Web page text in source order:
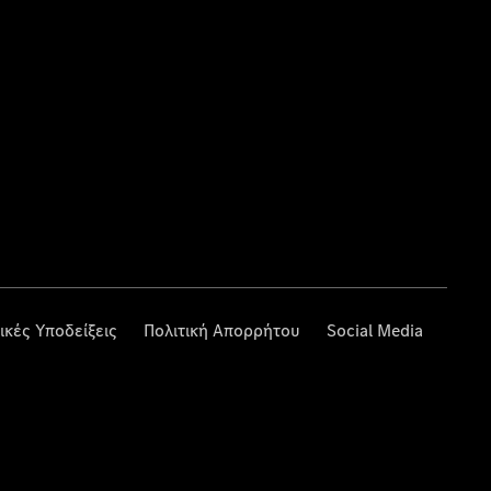
Υποδείξεις Πολιτική Απορρήτου Social Media